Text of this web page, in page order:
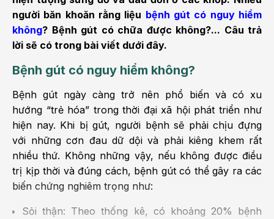
người băn khoăn rằng liệu bệnh gút có nguy hiểm
không? Bệnh gút có chữa được không?... Câu trả
lời sẽ có trong bài viết dưới đây.
Bệnh gút có nguy hiểm không?
Bệnh gút ngày càng trở nên phổ biến và có xu
hướng “trẻ hóa” trong thời đại xã hội phát triển như
hiện nay. Khi bị gút, người bệnh sẽ phải chịu đựng
với những cơn đau dữ dội và phải kiêng khem rất
nhiều thứ. Không những vậy, nếu không được điều
trị kịp thời và đúng cách, bệnh gút có thể gây ra các
biến chứng nghiêm trọng như:
Sỏi thận: Theo thống kê, có khoảng 20% bệnh